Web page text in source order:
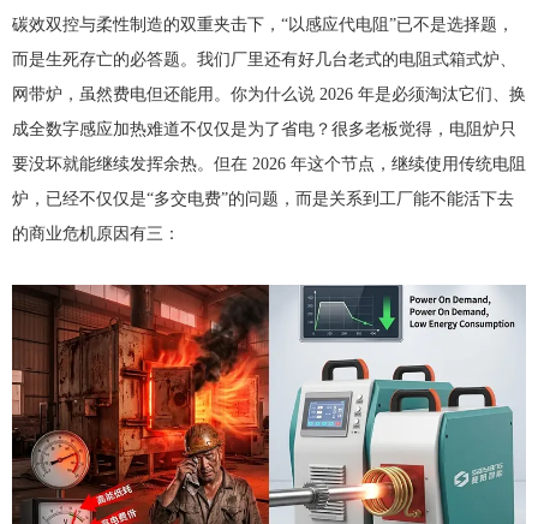
碳效双控与柔性制造的双重夹击下，“以感应代电阻”已不是选择题，
而是生死存亡的必答题。我们厂里还有好几台老式的电阻式箱式炉、
网带炉，虽然费电但还能用。你为什么说 2026 年是必须淘汰它们、换
成全数字感应加热难道不仅仅是为了省电？很多老板觉得，电阻炉只
要没坏就能继续发挥余热。但在 2026 年这个节点，继续使用传统电阻
炉，已经不仅仅是“多交电费”的问题，而是关系到工厂能不能活下去
的商业危机原因有三：